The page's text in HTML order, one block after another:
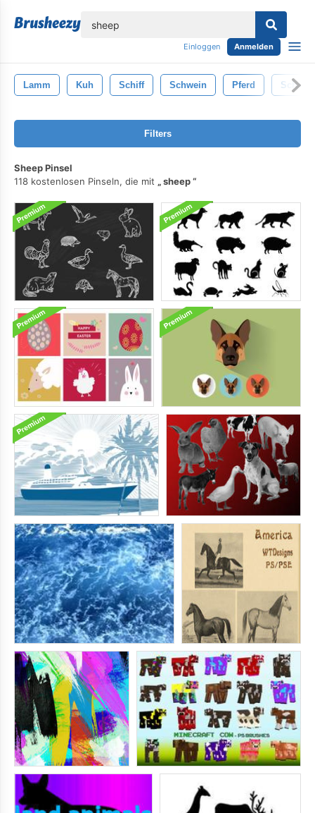
Einloggen Anmelden
Lamm Kuh Schiff Schwein Pferd Schäfer
Filters
Sheep Pinsel
118 kostenlosen Pinseln, die mit
sheep